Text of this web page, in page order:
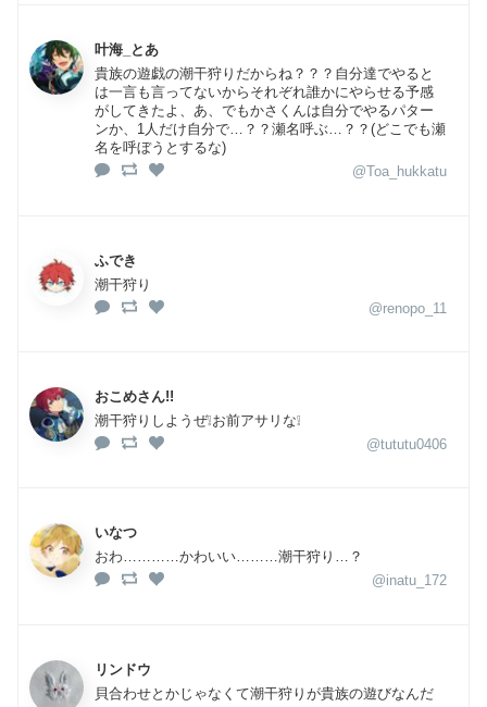
叶海_とあ
貴族の遊戯の潮干狩りだからね？？？自分達でやると
は一言も言ってないからそれぞれ誰かにやらせる予感
がしてきたよ、あ、でもかさくんは自分でやるパター
ンか、1人だけ自分で…？？瀬名呼ぶ…？？(どこでも瀬
名を呼ぼうとするな)
@Toa_hukkatu
ふでき
潮干狩り
@renopo_11
おこめさん!!
潮干狩りしようぜ❕お前アサリな❕
@tututu0406
いなつ
おわ…………かわいい………潮干狩り…？
@inatu_172
リンドウ
貝合わせとかじゃなくて潮干狩りが貴族の遊びなんだ